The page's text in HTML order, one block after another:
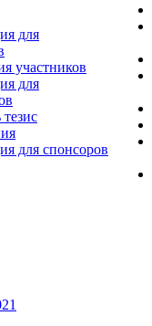
для
участников
для
для спонсоров